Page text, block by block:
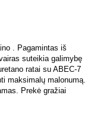
. Pagamintas iš
suteikia galimybę
ratai su ABEC-7
maksimalų malonumą.
Prekė gražiai